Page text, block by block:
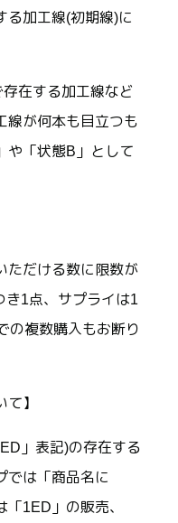
る加工線(初期線)に
在する加工線など
線が何本も目立つも
や「状態B」として
ただける数に限数が
き1点、サプライは1
の複数購入もお断り
】
」表記)の存在する
では「商品名に
「1ED」の販売、